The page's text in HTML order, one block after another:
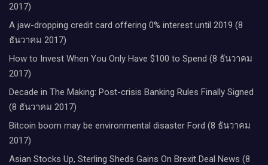
2017)
A jaw-dropping credit card offering 0% interest until 2019 (8
ธันวาคม 2017)
How to Invest When You Only Have $100 to Spend (8 ธันวาคม
2017)
Decade in The Making: Post-crisis Banking Rules Finally Signed
(8 ธันวาคม 2017)
Bitcoin boom may be environmental disaster Ford (8 ธันวาคม
2017)
Asian Stocks Up, Sterling Sheds Gains On Brexit Deal News (8